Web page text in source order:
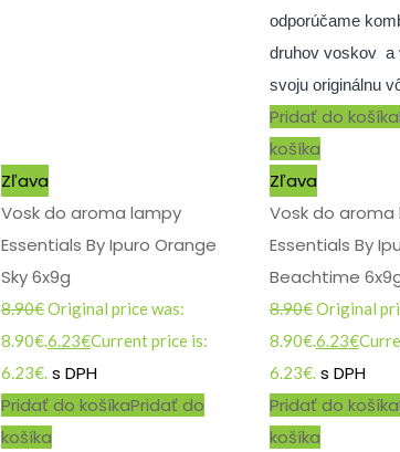
odporúčame
druhov voskov a
svoju originálnu
Pridať do košíka
košíka
Zľava
Vosk do aroma lampy
Essentials By Ipuro Orange
Sky 6x9g
8.90€Original price was:
8.90€.6.23€Current price is:
6.23€. s DPH
Pridať do košíkaPridať do
košíka
Zľava
Vosk do aroma
Essentials By
Beachtime
8.90€Original
8.90€.6.23€
6.23€. s DPH
Pridať do košíka
košíka